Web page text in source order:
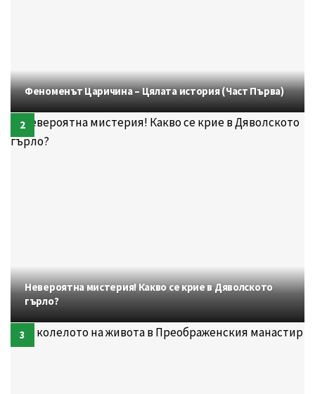
Феноменът Царичина – Цялата история (Част Първа)
Невероятна мистерия! Какво се крие в Дяволското
гърло?